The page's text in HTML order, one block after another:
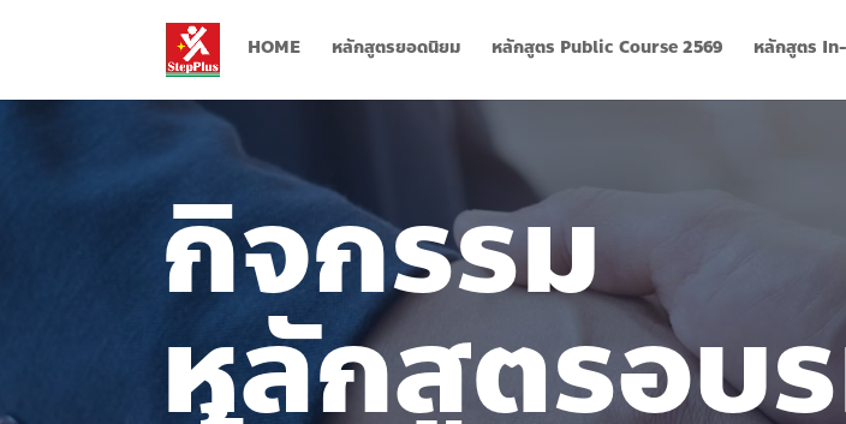
HOME หลักสูตรยอดนิยม หลักสูตร Public Course 2569 หลักสูตร
กิจกรรม
หลักสูตรอบ